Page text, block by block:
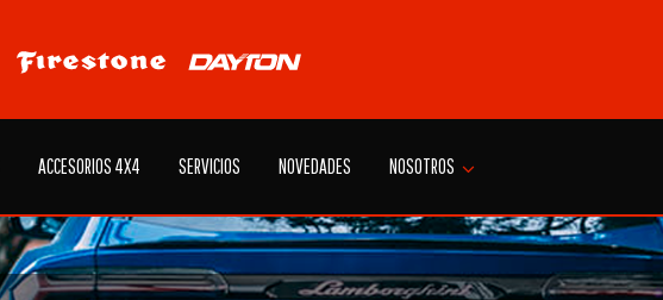
ACCESORIOS 4X4 SERVICIOS NOVEDADES NOSOTROS